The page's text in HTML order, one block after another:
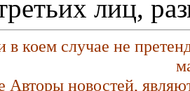
лиц,
в коем случае не
Авторы новостей,